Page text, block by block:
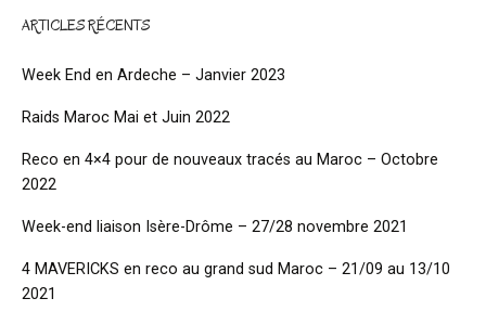
ARTICLES RÉCENTS
Week End en Ardeche – Janvier 2023
Raids Maroc Mai et Juin 2022
Reco en 4×4 pour de nouveaux tracés au Maroc – Octobre
2022
Week-end liaison Isère-Drôme – 27/28 novembre 2021
4 MAVERICKS en reco au grand sud Maroc – 21/09 au 13/10
2021